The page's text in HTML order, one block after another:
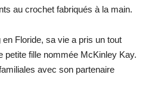
au crochet fabriqués à la main.
Floride, sa vie a pris un tout
petite fille nommée McKinley Kay.
avec son partenaire